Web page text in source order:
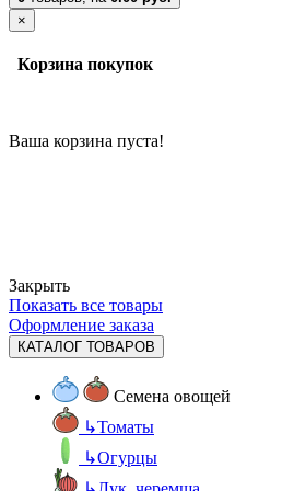
×
Корзина покупок
Ваша корзина пуста!
Закрыть
Показать все товары
Оформление заказа
КАТАЛОГ ТОВАРОВ
Семена овощей
↳Томаты
↳Огурцы